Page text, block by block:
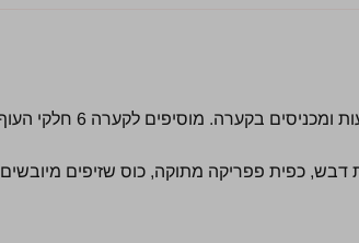
בקערה. מוסיפים לקערה 6 חלקי העוף.
5 כפות רוטב טריאקי, 2 כפות דבש, כפית פפריקה מתוקה, כוס שזיפים מיובשים